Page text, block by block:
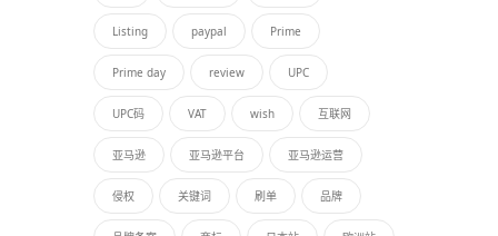
Listing paypal Prime
Prime day review UPC
UPC码 VAT wish 互联网
亚马逊 亚马逊平台 亚马逊运营
侵权 关键词 刷单 品牌